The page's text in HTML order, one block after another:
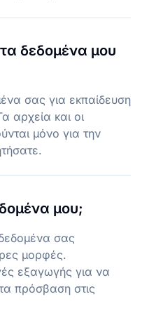
δεδομένα μου
σας για εκπαίδευση
αρχεία και οι
μόνο για την
μου;
σας
μορφές.
εξαγωγής για να
πρόσβαση στις